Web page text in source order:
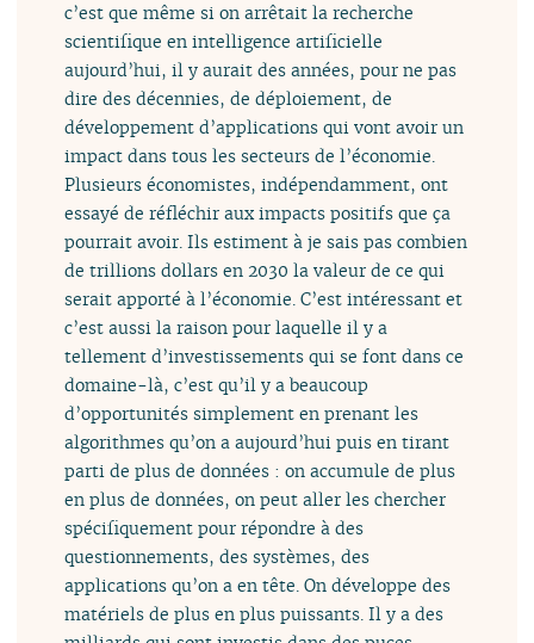
c’est que même si on arrêtait la recherche
scientifique en intelligence artificielle
aujourd’hui, il y aurait des années, pour ne pas
dire des décennies, de déploiement, de
développement d’applications qui vont avoir un
impact dans tous les secteurs de l’économie.
Plusieurs économistes, indépendamment, ont
essayé de réfléchir aux impacts positifs que ça
pourrait avoir. Ils estiment à je sais pas combien
de trillions dollars en 2030 la valeur de ce qui
serait apporté à l’économie. C’est intéressant et
c’est aussi la raison pour laquelle il y a
tellement d’investissements qui se font dans ce
domaine-là, c’est qu’il y a beaucoup
d’opportunités simplement en prenant les
algorithmes qu’on a aujourd’hui puis en tirant
parti de plus de données : on accumule de plus
en plus de données, on peut aller les chercher
spécifiquement pour répondre à des
questionnements, des systèmes, des
applications qu’on a en tête. On développe des
matériels de plus en plus puissants. Il y a des